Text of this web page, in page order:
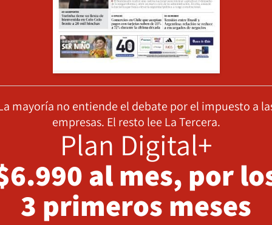
mayoría no entiende el debate por el impuesto a
empresas. El resto lee La Tercera.
Plan Digital+
al mes, por
3 primeros meses